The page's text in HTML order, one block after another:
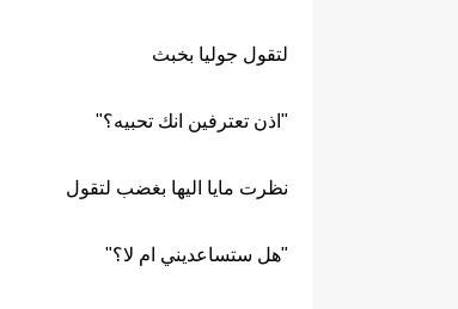
لتقول جوليا بخبث
"اذن تعترفين انك تحبيه؟"
نظرت مايا اليها بغضب لتقول
"هل ستساعديني ام لا؟"